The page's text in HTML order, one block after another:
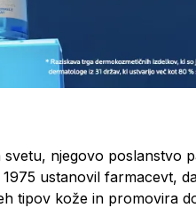
njegovo poslanstvo
ustanovil farmacevt,
tipov kože in promovira